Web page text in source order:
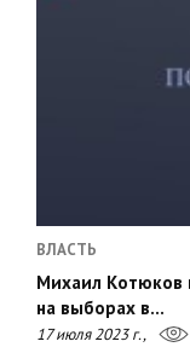
ВЛАСТЬ
Михаил Котюков
на выборах в…
17 июля 2023 г.,